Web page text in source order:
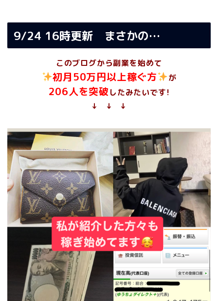
9/24 16時更新 まさかの…
このブログから副業を始めて
初月50万円以上稼ぐ方 が
206人を突破 したみたいです!
↓ ↓ ↓